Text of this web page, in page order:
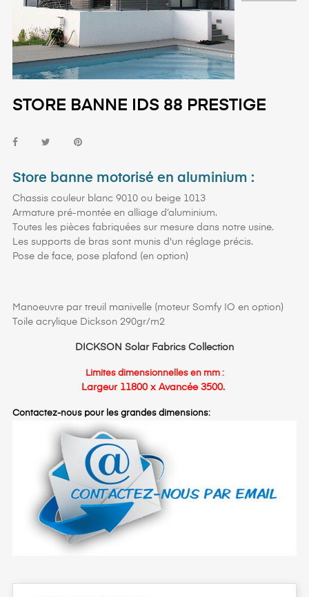
STORE BANNE IDS 88 PRESTIGE
Store banne motorisé en aluminium :
Chassis couleur blanc 9010 ou beige 1013
Armature pré-montée en alliage d’aluminium.
Toutes les pièces fabriquées sur mesure dans notre usine.
Les supports de bras sont munis d'un réglage précis.
Pose de face, pose plafond (en option)
Manoeuvre par treuil manivelle (moteur Somfy IO en option)
Toile acrylique Dickson 290gr/m2
DICKSON Solar Fabrics Collection
Limites dimensionnelles en mm :
Largeur 11800 x Avancée 3500.
Contactez-nous pour les grandes dimensions: